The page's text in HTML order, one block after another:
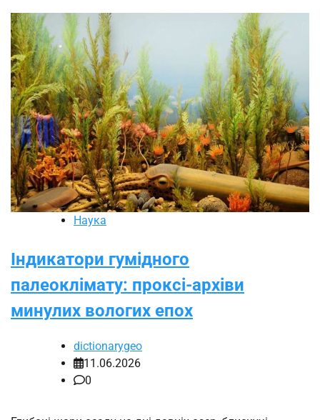
Наука
Індикатори гумідного
палеоклімату: проксі-архіви
минулих вологих епох
dictionarygeo
11.06.2026
0